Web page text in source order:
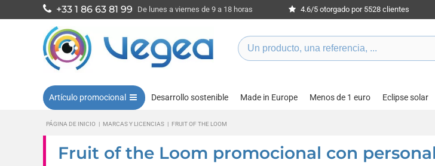
+33 1 86 63 81 99 De lunes a viernes de 9 a 18 horas 4.6/5 otorgado por 5528 clientes
Artículo promocional Desarrollo sostenible Made in Europe Menos de 1 euro Eclipse solar
PÁGINA DE INICIO | MARCAS Y LICENCIAS | FRUIT OF THE LOOM
Fruit of the Loom promocional con